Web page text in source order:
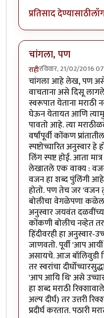
प्रतिसाद देण्यासाठी
चांगला, पण
राहीरविवार, 21/02/2016
चांगला आहे लेख, पण
वाचताना असे दिसू
स्वरूपात येताना मराठी
घेऊन येतायत आणि
पावतो आहे. त्या
वर्षांपूर्वी कोंकण
स्पष्टोच्चारित
लिंग स्पष्ट होई. आता
लेखातले एक वाक्य :
वजन हा शब्द पुंलिंगी
होतो. पण तेच जर 'वजन
बोलीचा वेगळेपणा
अनुस्वार जयवंत
कोंकणी बोलीच नव्हेत
हिंदीवरही हा अनुस्वार-
जाणवतो. पूर्वी 'आप
असायचे. आज बॉलिवुडी
तर स्वरांचा
'आप आयि थि' असे
हा शब्द मराठी
अल्प दीर्घ) तर उत्तरी
प्रदीर्घ करतात. पठारी